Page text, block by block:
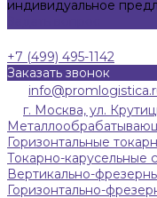
индивидуальное
+7 (499) 495-1142
Заказать звонок
г. Москва, ул.
Горизонтальные
Токарно-карусельные
Вертикально-
Горизонтально-